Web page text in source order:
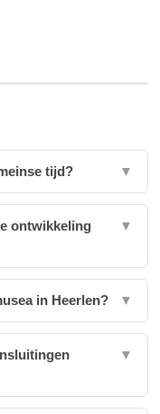
tijd? ▼
ontwikkeling
▼
in Heerlen? ▼
▼